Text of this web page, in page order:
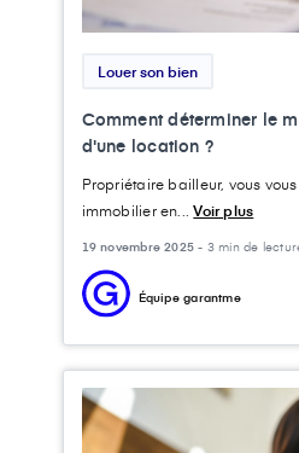
Louer son bien
Comment déterminer le
d'une location ?
Propriétaire bailleur, vous
immobilier en...Voir plus
19 novembre 2025 - 3 min de
Équipe garantme